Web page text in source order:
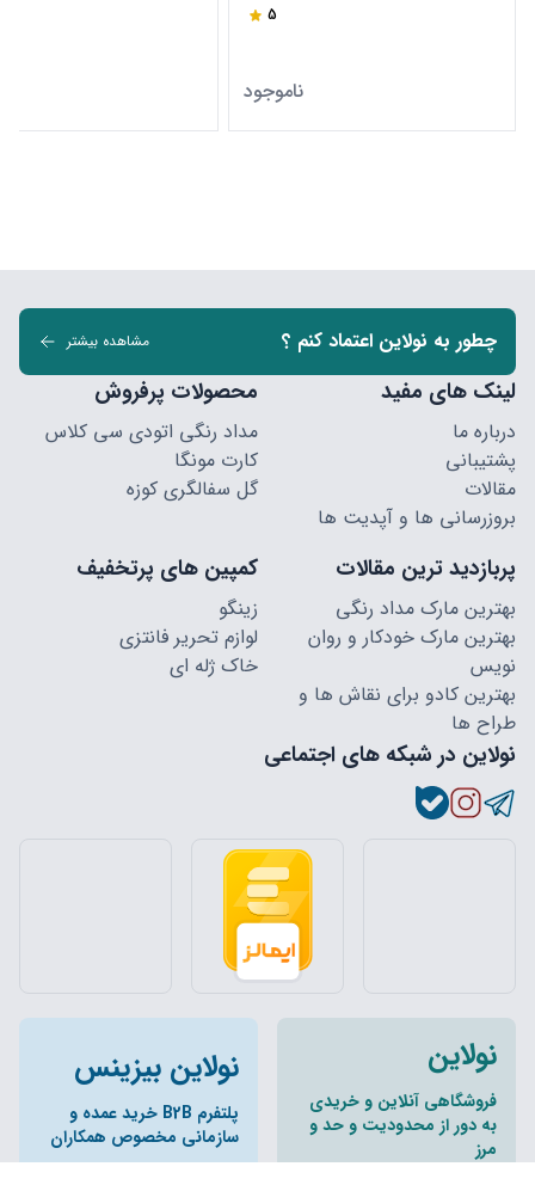
5
ناموجود
چطور به نولاین اعتماد کنم ؟ مشاهده بیشتر
لینک های مفید
درباره ما
پشتیبانی
مقالات
بروزرسانی ها و آپدیت ها
محصولات پرفروش
مداد رنگی اتودی سی کلاس
کارت مونگا
گل سفالگری کوزه
پربازدید ترین مقالات
بهترین مارک مداد رنگی
بهترین مارک خودکار و روان
نویس
بهترین کادو برای نقاش ها و
طراح ها
کمپین های پرتخفیف
زینگو
لوازم تحریر فانتزی
خاک ژله ای
نولاین در شبکه های اجتماعی
نولاین
فروشگاهی آنلاین و خریدی
به دور از محدودیت و حد و
مرز
نولاین بیزینس
پلتفرم B2B خرید عمده و
سازمانی مخصوص همکاران